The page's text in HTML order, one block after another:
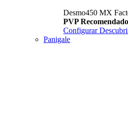
Desmo450 MX
PVP
Configurar
Panigale